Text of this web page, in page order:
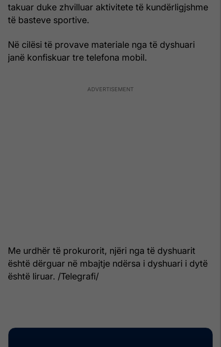
takuar duke zhvilluar aktivitete të kundërligjshme
të basteve sportive.
Në cilësi të provave materiale nga të dyshuari
janë konfiskuar tre telefona mobil.
Me urdhër të prokurorit, njëri nga të dyshuarit
është dërguar në mbajtje ndërsa i dyshuari i dytë
është liruar. /Telegrafi/